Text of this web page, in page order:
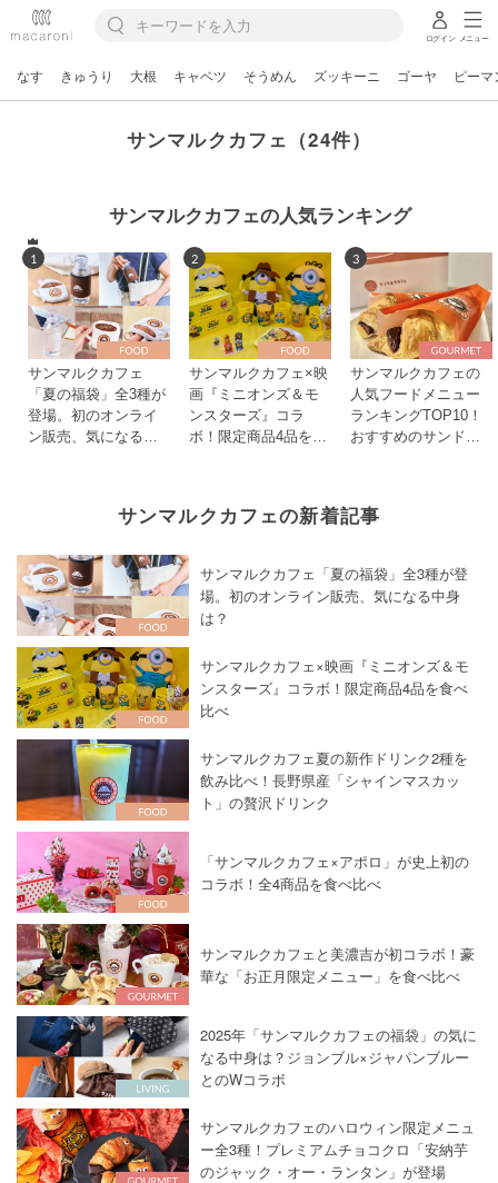
ログイン メニュー
なす きゅうり 大根 キャベツ そうめん ズッキーニ ゴーヤ ピーマ
サンマルクカフェ（24件）
サンマルクカフェの人気ランキング
1
サンマルクカフェ
「夏の福袋」全3種が
登場。初のオンライ
ン販売、気になる中
2
サンマルクカフェ×映
画『ミニオンズ＆モ
ンスターズ』コラ
ボ！限定商品4品を食
3
サンマルクカフェの
人気フードメニュー
ランキングTOP10！
おすすめのサンドや
サンマルクカフェの新着記事
サンマルクカフェ「夏の福袋」全3種が登
場。初のオンライン販売、気になる中身
は？
サンマルクカフェ×映画『ミニオンズ＆モ
ンスターズ』コラボ！限定商品4品を食べ
比べ
サンマルクカフェ夏の新作ドリンク2種を
飲み比べ！長野県産「シャインマスカッ
ト」の贅沢ドリンク
「サンマルクカフェ×アポロ」が史上初の
コラボ！全4商品を食べ比べ
サンマルクカフェと美濃吉が初コラボ！豪
華な「お正月限定メニュー」を食べ比べ
2025年「サンマルクカフェの福袋」の気に
なる中身は？ジョンブル×ジャパンブルー
とのWコラボ
サンマルクカフェのハロウィン限定メニュ
ー全3種！プレミアムチョコクロ「安納芋
のジャック・オー・ランタン」が登場